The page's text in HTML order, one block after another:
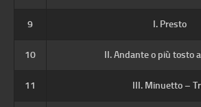
9 I. Presto
10 II. Andante o più tosto
11 III. Minuetto –